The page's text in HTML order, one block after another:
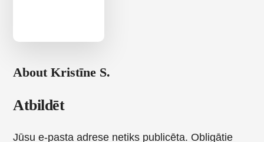
AboutKristīne S.
Reader
Interactions
Atbildēt
Jūsu e-pasta adrese netiks publicēta. Obligātie